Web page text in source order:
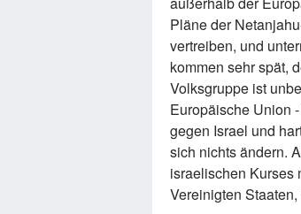
Pläne der
vertreiben, und
kommen sehr spät,
Volksgruppe ist
Europäische Union
gegen Israel und
sich nichts ändern.
israelischen Kurses
Vereinigten